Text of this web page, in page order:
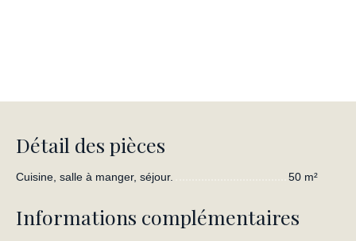
Détail des pièces
Cuisine, salle à manger, séjour. 50 m²
Informations complémentaires